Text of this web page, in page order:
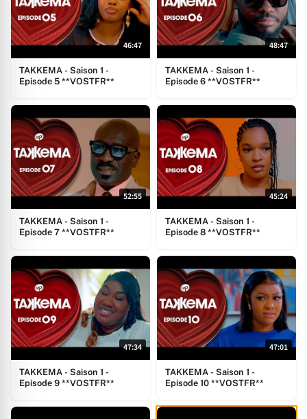
46:47
TAKKEMA - Saison 1 -
Episode 5 **VOSTFR**
48:47
TAKKEMA - Saison 1 -
Episode 6 **VOSTFR**
52:55
TAKKEMA - Saison 1 -
Episode 7 **VOSTFR**
45:24
TAKKEMA - Saison 1 -
Episode 8 **VOSTFR**
47:34
TAKKEMA - Saison 1 -
Episode 9 **VOSTFR**
47:01
TAKKEMA - Saison 1 -
Episode 10 **VOSTFR**